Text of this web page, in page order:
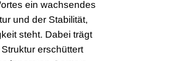
ein wachsendes
und der Stabilität,
steht. Dabei trägt
erschüttert